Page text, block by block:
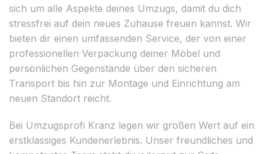
sich um alle Aspekte deines Umzugs, damit du dich
stressfrei auf dein neues Zuhause freuen kannst. Wir
bieten dir einen umfassenden Service, der von einer
professionellen Verpackung deiner Möbel und
persönlichen Gegenstände über den sicheren
Transport bis hin zur Montage und Einrichtung am
neuen Standort reicht.
Bei Umzugsprofi Kranz legen wir großen Wert auf ein
erstklassiges Kundenerlebnis. Unser freundliches und